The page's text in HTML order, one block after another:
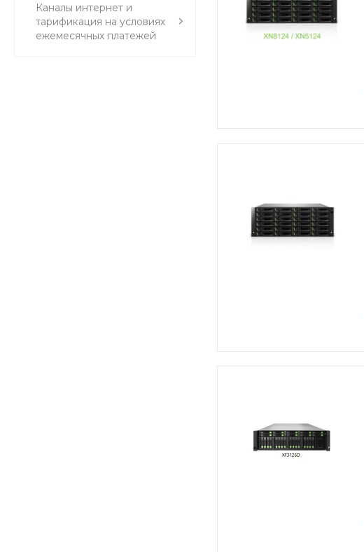
Каналы интернет и
тарификация на условиях
ежемесячных платежей